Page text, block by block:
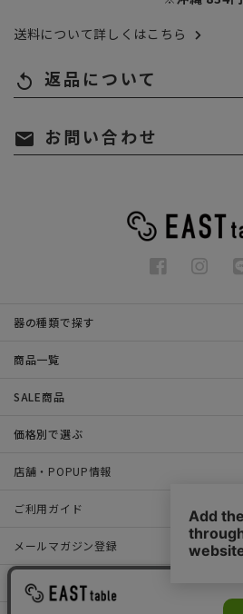
送料について詳しくはこちら
replay 返品について
mail お問い合わせ
器の種類で探す
商品一覧
SALE商品
価格別で選ぶ
店舗・POPUP情報
ご利用ガイド
メールマガジン登録
お問い合わせ